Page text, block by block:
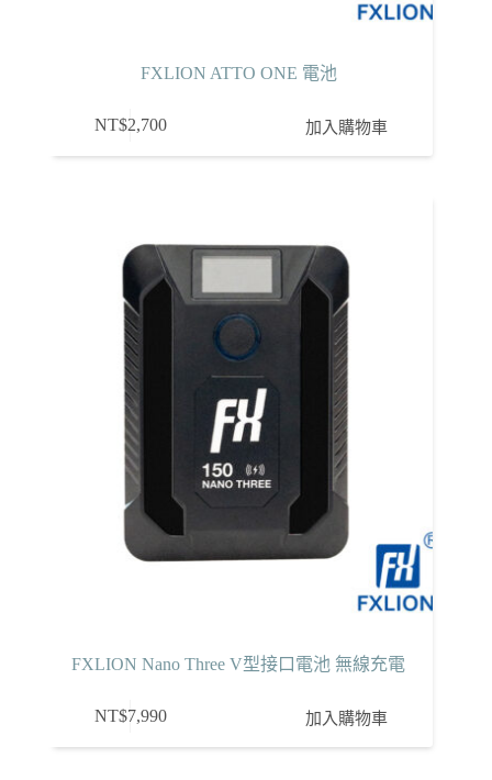
FXLION ATTO ONE 電池
NT$2,700 加入購物車
FXLION Nano Three V型接口電池 無線充電
NT$7,990 加入購物車